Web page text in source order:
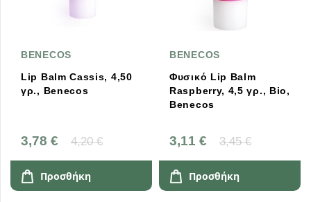
BENECOS
Lip Balm Cassis, 4,50
γρ., Benecos
3,78 € 4,20 €
Προσθήκη
BENECOS
Φυσικό Lip Balm
Raspberry, 4,5 γρ., Bio,
Benecos
3,11 € 3,45 €
Προσθήκη